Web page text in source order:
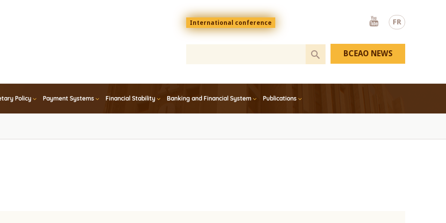
FR
Menu
top
En
International conference
Youtube
Policy Payment Systems Financial Stability Banking and Financial System Publications
BCEAO NEWS